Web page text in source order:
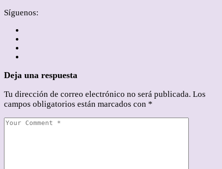
Síguenos:
Deja una respuesta
Tu dirección de correo electrónico no será publicada. Los
campos obligatorios están marcados con *